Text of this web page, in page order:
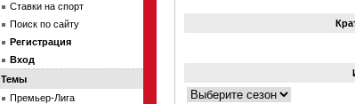
Ставки на спорт
Поиск по сайту
Регистрация
Вход
Темы
Премьер-Лига